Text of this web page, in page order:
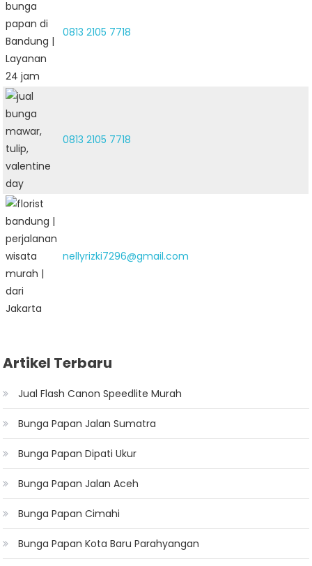
0813 2105 7718
0813 2105 7718
nellyrizki7296@gmail.com
Artikel Terbaru
Jual Flash Canon Speedlite Murah
Bunga Papan Jalan Sumatra
Bunga Papan Dipati Ukur
Bunga Papan Jalan Aceh
Bunga Papan Cimahi
Bunga Papan Kota Baru Parahyangan